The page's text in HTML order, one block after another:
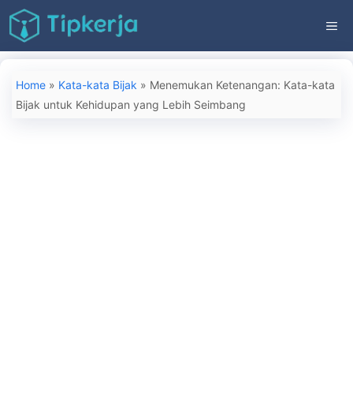
Langsung
ke
isi
Home » Kata-kata Bijak » Menemukan Ketenangan: Kata-kata
Bijak untuk Kehidupan yang Lebih Seimbang